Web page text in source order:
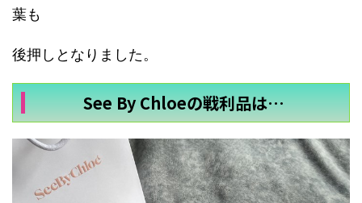
葉も
後押しとなりました。
See By Chloeの戦利品は…